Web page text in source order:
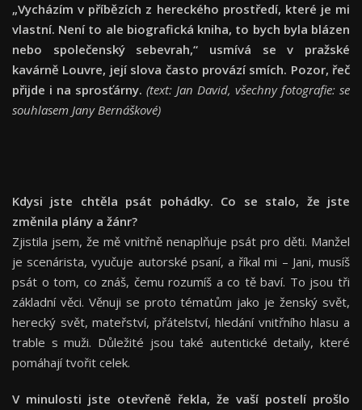
„Vycházím v příbězích z hereckého prostředí, které je mi
vlastní. Není to ale biografická kniha, to bych byla blázen
nebo společenský sebevrah,“ usmívá se v pražské
kavárně Louvre, její slova často provází smích. Pozor, řeč
přijde i na sprosťárny. (text: Jan David, všechny fotografie: se
souhlasem Jany Bernáškové)
Kdysi jste chtěla psát pohádky. Co se stalo, že jste
změnila plány a žánr?
Zjistila jsem, že mě vnitřně nenaplňuje psát pro děti. Manžel
je scenárista, vyučuje autorské psaní, a říkal mi – Jani, musíš
psát o tom, co znáš, čemu rozumíš a co tě baví. To jsou tři
základní věci. Věnuji se proto tématům jako je ženský svět,
herecký svět, mateřství, přátelství, hledání vnitřního hlasu a
trable s muži. Důležité jsou také autentické detaily, které
pomáhají tvořit celek.
V minulosti jste otevřeně řekla, že vaší postelí prošlo